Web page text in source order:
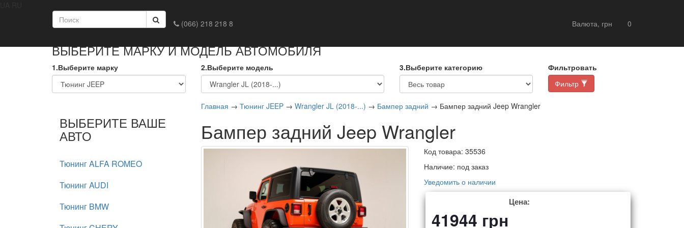
(066) 218 218 8
Валюта, грн 0
Доставка и оплата Обмен и возврат Контакты
ВЫБЕРИТЕ МАРКУ И МОДЕЛЬ АВТОМОБИЛЯ
1.Выберите марку 2.Выберите модель 3.Выберите категорию
Фильтровать
Фильтр
ВЫБЕРИТЕ ВАШЕ
АВТО
Тюнинг ALFA ROMEO
Тюнинг AUDI
Тюнинг BMW
Главная → Тюнинг JEEP→ Wrangler JL (2018-...) → Бампер задний → Бампер задний Jeep Wrangler
Бампер задний Jeep Wrangler
Код товара:35536
Наличие: под заказ
Уведомить о наличии
Цена:
41944 грн